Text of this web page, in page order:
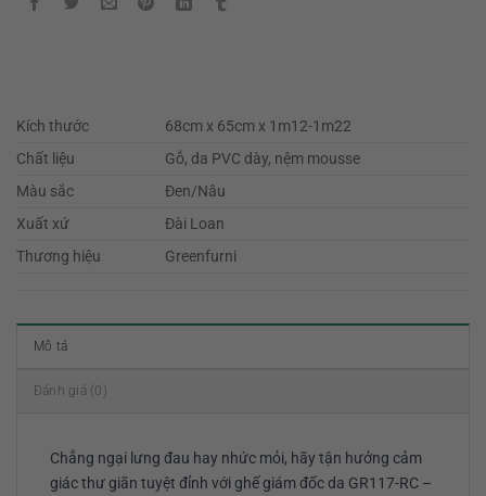
Kích thước
68cm x 65cm x 1m12-1m22
Chất liệu
Gỗ, da PVC dày, nệm mousse
Màu sắc
Đen/Nâu
Xuất xứ
Đài Loan
Thương hiệu
Greenfurni
Mô tả
Đánh giá (0)
Chẳng ngại lưng đau hay nhức mỏi, hãy tận hưởng cảm
giác thư giãn tuyệt đỉnh với ghế giám đốc da GR117-RC –